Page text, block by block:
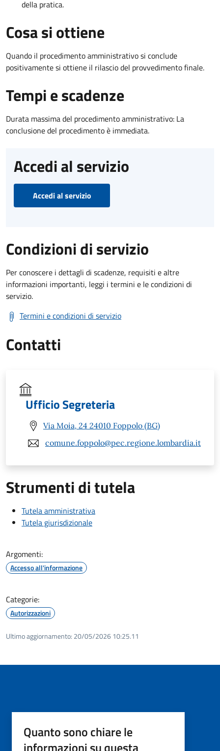
della pratica.
Cosa si ottiene
Quando il procedimento amministrativo si conclude
positivamente si ottiene il rilascio del provvedimento finale.
Tempi e scadenze
Durata massima del procedimento amministrativo: La
conclusione del procedimento è immediata.
Accedi al servizio
Accedi al servizio
Condizioni di servizio
Per conoscere i dettagli di scadenze, requisiti e altre
informazioni importanti, leggi i termini e le condizioni di
servizio.
Termini e condizioni di servizio
Contatti
Ufficio Segreteria
Via Moia, 24 24010 Foppolo (BG)
comune.foppolo@pec.regione.lombardia.it
Strumenti di tutela
Tutela amministrativa
Tutela giurisdizionale
Argomenti:
Accesso all'informazione
Categorie:
Autorizzazioni
Ultimo aggiornamento: 20/05/2026 10:25.11
Quanto sono chiare le
informazioni su questa